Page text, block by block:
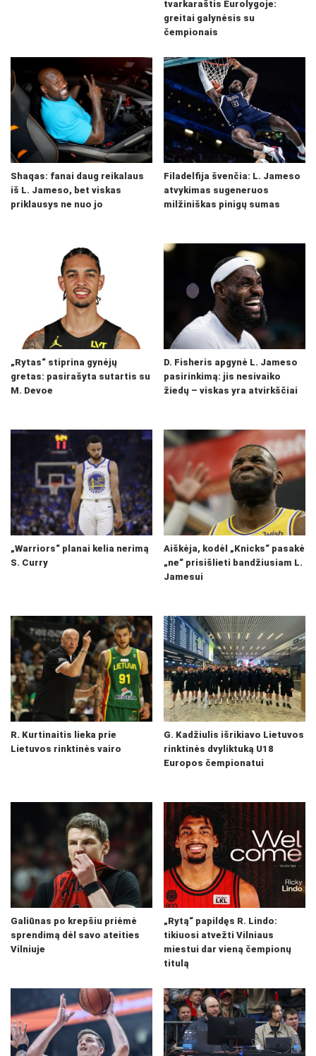
tvarkaraštis Eurolygoje:
greitai galynėsis su
čempionais
Shaqas: fanai daug reikalaus
iš L. Jameso, bet viskas
priklausys ne nuo jo
Filadelfija švenčia: L. Jameso
atvykimas sugeneruos
milžiniškas pinigų sumas
„Rytas“ stiprina gynėjų
gretas: pasirašyta sutartis su
M. Devoe
D. Fisheris apgynė L. Jameso
pasirinkimą: jis nesivaiko
žiedų – viskas yra atvirkščiai
„Warriors“ planai kelia nerimą
S. Curry
Aiškėja, kodėl „Knicks“ pasakė
„ne“ prisišlieti bandžiusiam L.
Jamesui
R. Kurtinaitis lieka prie
Lietuvos rinktinės vairo
G. Kadžiulis išrikiavo Lietuvos
rinktinės dvyliktuką U18
Europos čempionatui
Galiūnas po krepšiu priėmė
sprendimą dėl savo ateities
Vilniuje
„Rytą“ papildęs R. Lindo:
tikiuosi atvežti Vilniaus
miestui dar vieną čempionų
titulą